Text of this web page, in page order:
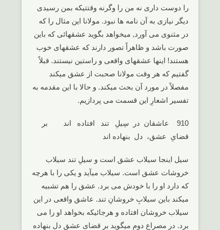
را دوست داری نه من را وگرنه وقتتیکه بمن رسیدی
دیگر نیازی به آن نامه ها نبود. مولانا این مثال را که
در مثنوی می آورد, میخواهد بگوید عشقهائی که باین
صورت باشد و ظاهراً تصور دارند که عشقهای خوب
هستند! اینها عشقهای واقعی و راستین نیستند. قبلاً
گفتیم که هر وقت مولانا صحبت از عشق میکند
مفصلاً در مورد آن بحث میکند. و حالا با این مقدمه به
تفسیر اشعارِ این قسمت می پردازیم.
910 عاشقان در سِیلِ تند افتاده اند بر
قضایِ عشق، دل بنهاده اند
سیل اینجا سیلاب عشق است و سیلِ تند سیلاب
خروشات عشق است. سیلاب میآید و یکی را با هرچه
که دارد او را با خودش می برد. عشق را هم تشبیه
میکند باین سیلابِ خروشانِ تند. عاشق واقعی در این
سیلاب خروشان افتاده و هرجائیکه بخواهد او را می
برد. در مصراع دوم میگوید بر قضای عشق دل بنهاده